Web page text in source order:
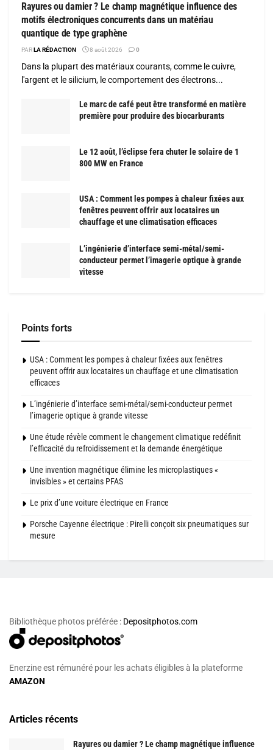
Rayures ou damier ? Le champ magnétique influence des
motifs électroniques concurrents dans un matériau
quantique de type graphène
PAR LA RÉDACTION 8 août 2026 0
Dans la plupart des matériaux courants, comme le cuivre,
l'argent et le silicium, le comportement des électrons...
Le marc de café peut être transformé en matière
première pour produire des biocarburants
Le 12 août, l’éclipse fera chuter le solaire de 1
800 MW en France
USA : Comment les pompes à chaleur fixées aux
fenêtres peuvent offrir aux locataires un
chauffage et une climatisation efficaces
L’ingénierie d’interface semi-métal/semi-
conducteur permet l’imagerie optique à grande
vitesse
Points forts
USA : Comment les pompes à chaleur fixées aux fenêtres
peuvent offrir aux locataires un chauffage et une climatisation
efficaces
L’ingénierie d’interface semi-métal/semi-conducteur permet
l’imagerie optique à grande vitesse
Une étude révèle comment le changement climatique redéfinit
l’efficacité du refroidissement et la demande énergétique
Une invention magnétique élimine les microplastiques «
invisibles » et certains PFAS
Le prix d’une voiture électrique en France
Porsche Cayenne électrique : Pirelli conçoit six pneumatiques sur
mesure
Bibliothèque photos préférée : Depositphotos.com
Enerzine est rémunéré pour les achats éligibles à la plateforme
AMAZON
Articles récents
Rayures ou damier ? Le champ magnétique influence